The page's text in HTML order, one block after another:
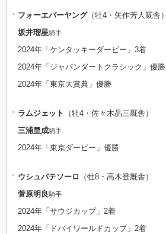
フォーエバーヤング（牡4・矢作芳人厩舎）
坂井瑠星騎手
2024年「ケンタッキーダービー」3着
2024年「ジャパンダートクラシック」優勝
2024年「東京大賞典」優勝
ラムジェット
（牡4・佐々木晶三厩舎）
三浦皇成騎手
2024年「東京ダービー」優勝
ウシュバテソーロ
（牡8・高木登厩舎）
菅原明良騎手
2024年「サウジカップ」2着
2024年「ドバイワールドカップ」2着